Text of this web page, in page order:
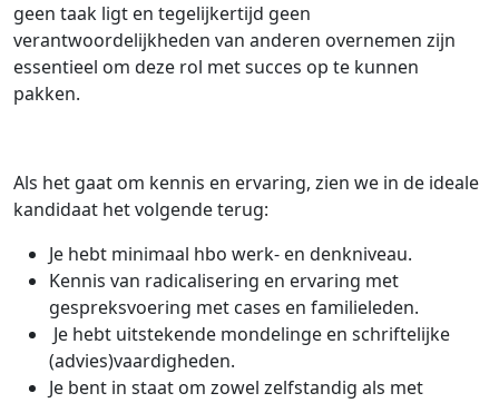
geen taak ligt en tegelijkertijd geen
verantwoordelijkheden van anderen overnemen zijn
essentieel om deze rol met succes op te kunnen
pakken.
Als het gaat om kennis en ervaring, zien we in de ideale
kandidaat het volgende terug:
Je hebt minimaal hbo werk- en denkniveau.
Kennis van radicalisering en ervaring met
gespreksvoering met cases en familieleden.
Je hebt uitstekende mondelinge en schriftelijke
(advies)vaardigheden.
Je bent in staat om zowel zelfstandig als met